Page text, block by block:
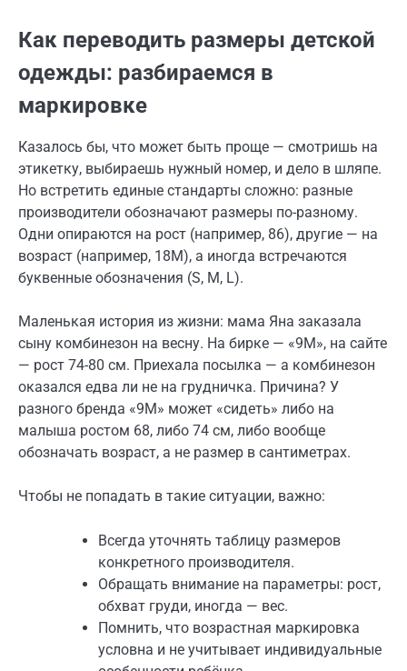
Как переводить размеры детской
одежды: разбираемся в
маркировке
Казалось бы, что может быть проще — смотришь на
этикетку, выбираешь нужный номер, и дело в шляпе.
Но встретить единые стандарты сложно: разные
производители обозначают размеры по-разному.
Одни опираются на рост (например, 86), другие — на
возраст (например, 18M), а иногда встречаются
буквенные обозначения (S, M, L).
Маленькая история из жизни: мама Яна заказала
сыну комбинезон на весну. На бирке — «9M», на сайте
— рост 74-80 см. Приехала посылка — а комбинезон
оказался едва ли не на грудничка. Причина? У
разного бренда «9M» может «сидеть» либо на
малыша ростом 68, либо 74 см, либо вообще
обозначать возраст, а не размер в сантиметрах.
Чтобы не попадать в такие ситуации, важно:
Всегда уточнять таблицу размеров
конкретного производителя.
Обращать внимание на параметры: рост,
обхват груди, иногда — вес.
Помнить, что возрастная маркировка
условна и не учитывает индивидуальные